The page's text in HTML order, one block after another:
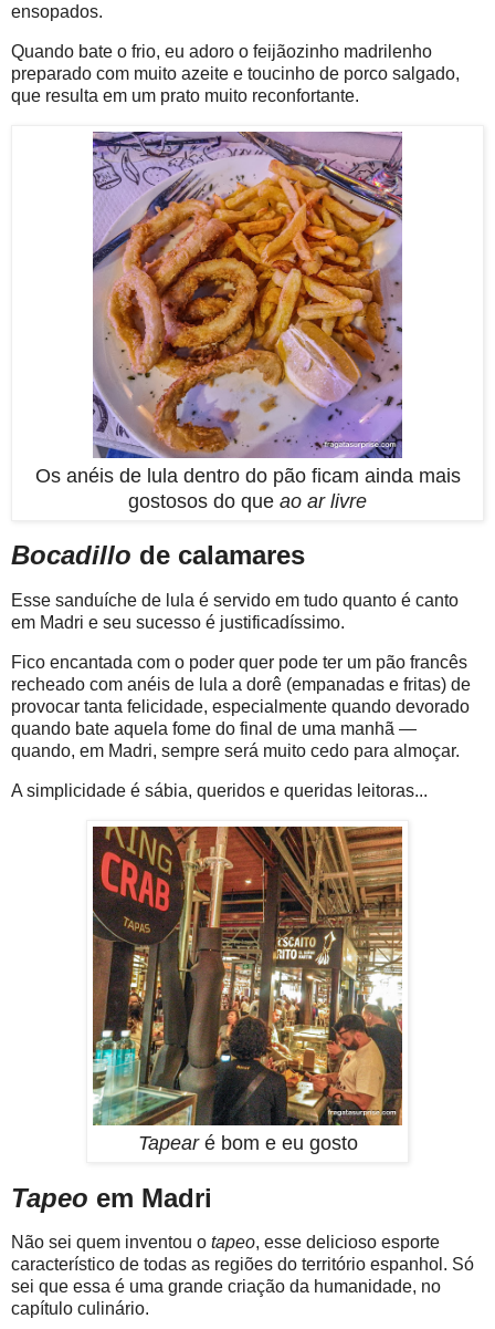
ensopados.
Quando bate o frio, eu adoro o feijãozinho madrilenho ​
preparado com muito azeite e toucinho de porco salgado,
que resulta em um prato muito reconfortante.
Os anéis de lula dentro do pão ficam ainda mais
gostosos do que ao ar livre
Bocadillo de calamares
Esse sanduíche de lula é servido em tudo quanto é canto
em Madri e seu sucesso é justificadíssimo.
Fico encantada com o poder quer pode ter um pão francês
recheado com anéis de lula a dorê (empanadas e fritas) de
provocar tanta felicidade, especialmente quando devorado
quando bate aquela fome do final de uma manhã —
quando, em Madri, sempre será muito cedo para almoçar.
A simplicidade é sábia, queridos e queridas leitoras...
Tapearé bom e eu gosto
Tapeo em Madri
Não sei quem inventou o tapeo, esse delicioso esporte
característico de todas as regiões do território espanhol. Só
sei que essa é uma grande criação da humanidade, no
capítulo culinário.